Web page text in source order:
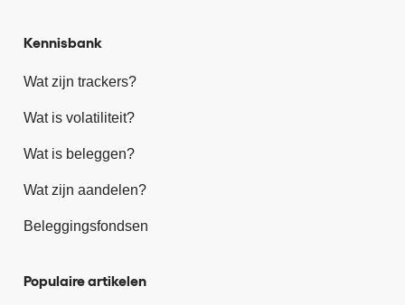
Kennisbank
Wat zijn trackers?
Wat is volatiliteit?
Wat is beleggen?
Wat zijn aandelen?
Beleggingsfondsen
Populaire artikelen